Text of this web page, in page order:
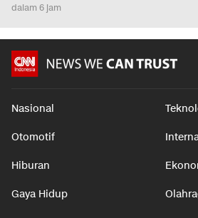
dalam 6 jam
Nasional
Otomotif
Hiburan
Gaya Hidup